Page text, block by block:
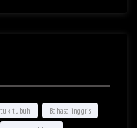
tubuh
Bahasa inggris